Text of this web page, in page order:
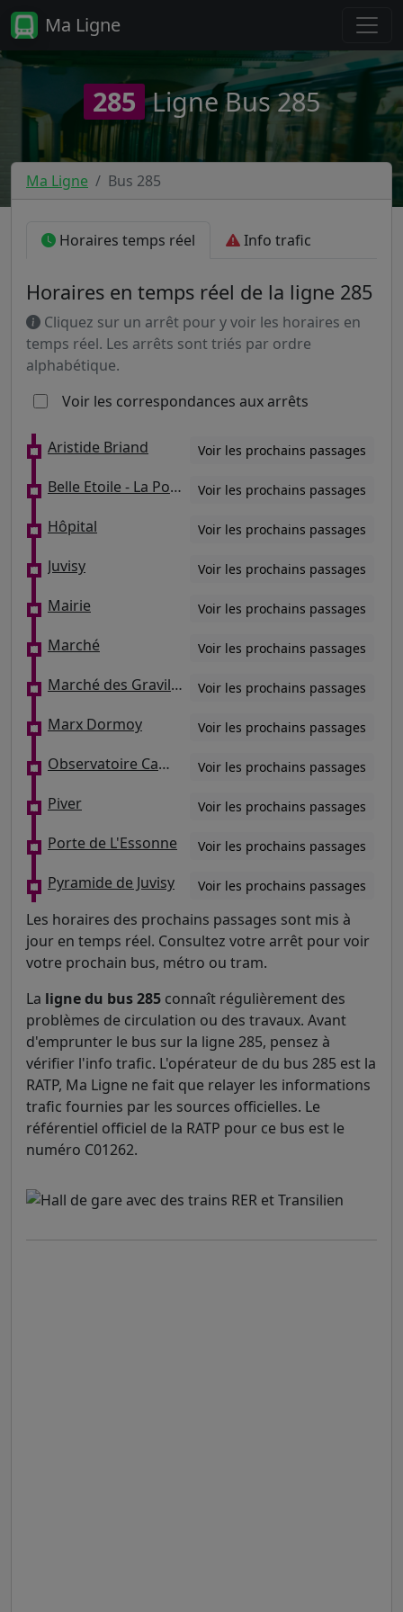
Ma Ligne
285 Ligne Bus 285
Ma Ligne Bus 285
Horaires temps réel Info trafic
Horaires en temps réel de la ligne 285
Cliquez sur un arrêt pour y voir les horaires en
temps réel. Les arrêts sont triés par ordre
alphabétique.
Voir les correspondances aux arrêts
Aristide Briand Voir les prochains passages
Belle Etoile - La Pompe Voir les prochains passages
Hôpital Voir les prochains passages
Juvisy Voir les prochains passages
Mairie Voir les prochains passages
Marché Voir les prochains passages
Marché des Gravilliers Voir les prochains passages
Marx Dormoy Voir les prochains passages
Observatoire Camille Flammarion Voir les prochains passages
Piver Voir les prochains passages
Porte de L'Essonne Voir les prochains passages
Pyramide de Juvisy Voir les prochains passages
Les horaires des prochains passages sont mis à
jour en temps réel. Consultez votre arrêt pour voir
votre prochain bus, métro ou tram.
La ligne du bus 285 connaît régulièrement des
problèmes de circulation ou des travaux. Avant
d'emprunter le bus sur la ligne 285, pensez à
vérifier l'info trafic. L'opérateur de du bus 285 est la
RATP, Ma Ligne ne fait que relayer les informations
trafic fournies par les sources officielles. Le
référentiel officiel de la RATP pour ce bus est le
numéro C01262.